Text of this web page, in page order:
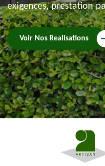
exigences, prestation
Voir Nos Realisations